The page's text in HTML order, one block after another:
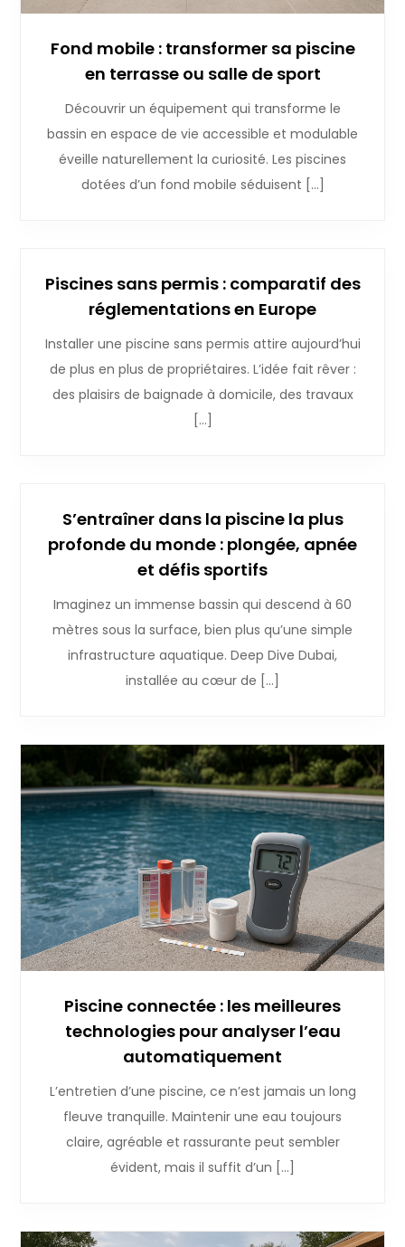
Fond mobile : transformer sa piscine
en terrasse ou salle de sport
Découvrir un équipement qui transforme le
bassin en espace de vie accessible et modulable
éveille naturellement la curiosité. Les piscines
dotées d’un fond mobile séduisent […]
Piscines sans permis : comparatif des
réglementations en Europe
Installer une piscine sans permis attire aujourd’hui
de plus en plus de propriétaires. L’idée fait rêver :
des plaisirs de baignade à domicile, des travaux
[…]
S’entraîner dans la piscine la plus
profonde du monde : plongée, apnée
et défis sportifs
Imaginez un immense bassin qui descend à 60
mètres sous la surface, bien plus qu’une simple
infrastructure aquatique. Deep Dive Dubai,
installée au cœur de […]
Piscine connectée : les meilleures
technologies pour analyser l’eau
automatiquement
L’entretien d’une piscine, ce n’est jamais un long
fleuve tranquille. Maintenir une eau toujours
claire, agréable et rassurante peut sembler
évident, mais il suffit d’un […]